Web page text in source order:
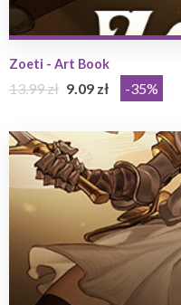
Zoeti - Art Book
13.99 zł 9.09 zł -35%